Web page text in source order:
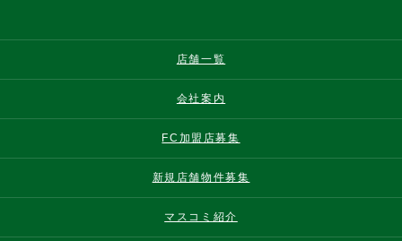
店舗一覧
会社案内
FC加盟店募集
新規店舗物件募集
マスコミ紹介